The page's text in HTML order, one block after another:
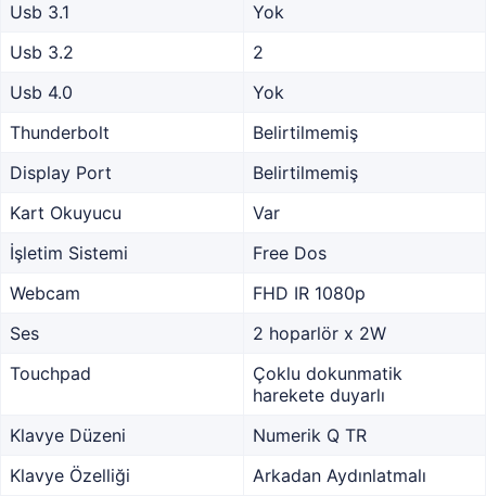
Usb 3.1
Yok
Usb 3.2
2
Usb 4.0
Yok
Thunderbolt
Belirtilmemiş
Display Port
Belirtilmemiş
Kart Okuyucu
Var
İşletim Sistemi
Free Dos
Webcam
FHD IR 1080p
Ses
2 hoparlör x 2W
Touchpad
Çoklu dokunmatik
harekete duyarlı
Klavye Düzeni
Numerik Q TR
Klavye Özelliği
Arkadan Aydınlatmalı